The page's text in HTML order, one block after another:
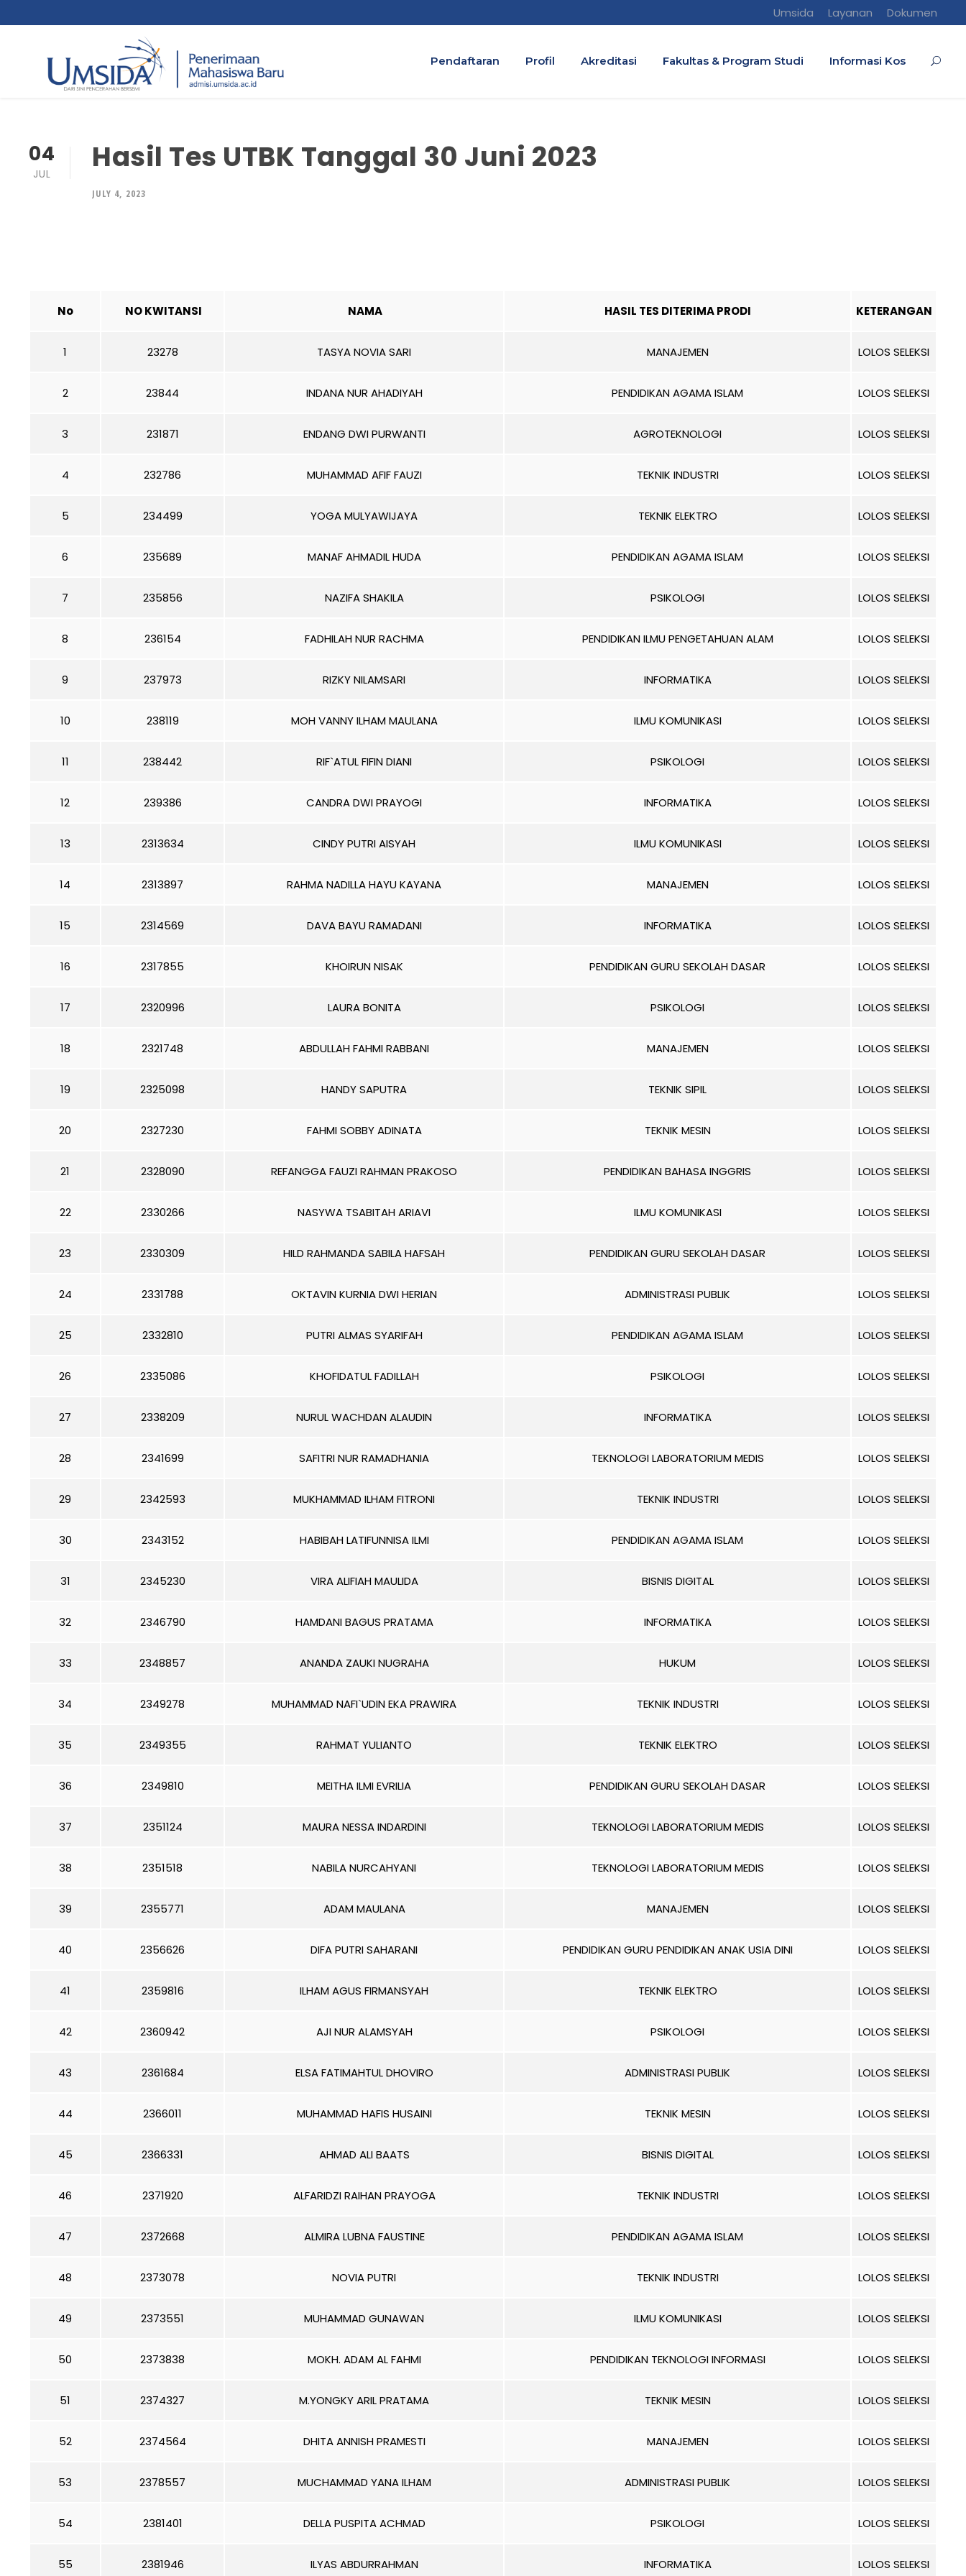
Umsida Layanan Dokumen
Pendaftaran Profil Akreditasi Fakultas & Program Studi Informasi Kos
04
JUL Hasil Tes UTBK Tanggal 30 Juni 2023
JULY 4, 2023
No NO KWITANSI NAMA HASIL TES DITERIMA PRODI KETERANGAN
1 23278 TASYA NOVIA SARI MANAJEMEN LOLOS SELEKSI
2 23844 INDANA NUR AHADIYAH PENDIDIKAN AGAMA ISLAM LOLOS SELEKSI
3 231871 ENDANG DWI PURWANTI AGROTEKNOLOGI LOLOS SELEKSI
4 232786 MUHAMMAD AFIF FAUZI TEKNIK INDUSTRI LOLOS SELEKSI
5 234499 YOGA MULYAWIJAYA TEKNIK ELEKTRO LOLOS SELEKSI
6 235689 MANAF AHMADIL HUDA PENDIDIKAN AGAMA ISLAM LOLOS SELEKSI
7 235856 NAZIFA SHAKILA PSIKOLOGI LOLOS SELEKSI
8 236154 FADHILAH NUR RACHMA PENDIDIKAN ILMU PENGETAHUAN ALAM LOLOS SELEKSI
9 237973 RIZKY NILAMSARI INFORMATIKA LOLOS SELEKSI
10 238119 MOH VANNY ILHAM MAULANA ILMU KOMUNIKASI LOLOS SELEKSI
11 238442 RIF`ATUL FIFIN DIANI PSIKOLOGI LOLOS SELEKSI
12 239386 CANDRA DWI PRAYOGI INFORMATIKA LOLOS SELEKSI
13 2313634 CINDY PUTRI AISYAH ILMU KOMUNIKASI LOLOS SELEKSI
14 2313897 RAHMA NADILLA HAYU KAYANA MANAJEMEN LOLOS SELEKSI
15 2314569 DAVA BAYU RAMADANI INFORMATIKA LOLOS SELEKSI
16 2317855 KHOIRUN NISAK PENDIDIKAN GURU SEKOLAH DASAR LOLOS SELEKSI
17 2320996 LAURA BONITA PSIKOLOGI LOLOS SELEKSI
18 2321748 ABDULLAH FAHMI RABBANI MANAJEMEN LOLOS SELEKSI
19 2325098 HANDY SAPUTRA TEKNIK SIPIL LOLOS SELEKSI
20 2327230 FAHMI SOBBY ADINATA TEKNIK MESIN LOLOS SELEKSI
21 2328090 REFANGGA FAUZI RAHMAN PRAKOSO PENDIDIKAN BAHASA INGGRIS LOLOS SELEKSI
22 2330266 NASYWA TSABITAH ARIAVI ILMU KOMUNIKASI LOLOS SELEKSI
23 2330309 HILD RAHMANDA SABILA HAFSAH PENDIDIKAN GURU SEKOLAH DASAR LOLOS SELEKSI
24 2331788 OKTAVIN KURNIA DWI HERIAN ADMINISTRASI PUBLIK LOLOS SELEKSI
25 2332810 PUTRI ALMAS SYARIFAH PENDIDIKAN AGAMA ISLAM LOLOS SELEKSI
26 2335086 KHOFIDATUL FADILLAH PSIKOLOGI LOLOS SELEKSI
27 2338209 NURUL WACHDAN ALAUDIN INFORMATIKA LOLOS SELEKSI
28 2341699 SAFITRI NUR RAMADHANIA TEKNOLOGI LABORATORIUM MEDIS LOLOS SELEKSI
29 2342593 MUKHAMMAD ILHAM FITRONI TEKNIK INDUSTRI LOLOS SELEKSI
30 2343152 HABIBAH LATIFUNNISA ILMI PENDIDIKAN AGAMA ISLAM LOLOS SELEKSI
31 2345230 VIRA ALIFIAH MAULIDA BISNIS DIGITAL LOLOS SELEKSI
32 2346790 HAMDANI BAGUS PRATAMA INFORMATIKA LOLOS SELEKSI
33 2348857 ANANDA ZAUKI NUGRAHA HUKUM LOLOS SELEKSI
34 2349278 MUHAMMAD NAFI`UDIN EKA PRAWIRA TEKNIK INDUSTRI LOLOS SELEKSI
35 2349355 RAHMAT YULIANTO TEKNIK ELEKTRO LOLOS SELEKSI
36 2349810 MEITHA ILMI EVRILIA PENDIDIKAN GURU SEKOLAH DASAR LOLOS SELEKSI
37 2351124 MAURA NESSA INDARDINI TEKNOLOGI LABORATORIUM MEDIS LOLOS SELEKSI
38 2351518 NABILA NURCAHYANI TEKNOLOGI LABORATORIUM MEDIS LOLOS SELEKSI
39 2355771 ADAM MAULANA MANAJEMEN LOLOS SELEKSI
40 2356626 DIFA PUTRI SAHARANI PENDIDIKAN GURU PENDIDIKAN ANAK USIA DINI LOLOS SELEKSI
41 2359816 ILHAM AGUS FIRMANSYAH TEKNIK ELEKTRO LOLOS SELEKSI
42 2360942 AJI NUR ALAMSYAH PSIKOLOGI LOLOS SELEKSI
43 2361684 ELSA FATIMAHTUL DHOVIRO ADMINISTRASI PUBLIK LOLOS SELEKSI
44 2366011 MUHAMMAD HAFIS HUSAINI TEKNIK MESIN LOLOS SELEKSI
45 2366331 AHMAD ALI BAATS BISNIS DIGITAL LOLOS SELEKSI
46 2371920 ALFARIDZI RAIHAN PRAYOGA TEKNIK INDUSTRI LOLOS SELEKSI
47 2372668 ALMIRA LUBNA FAUSTINE PENDIDIKAN AGAMA ISLAM LOLOS SELEKSI
48 2373078 NOVIA PUTRI TEKNIK INDUSTRI LOLOS SELEKSI
49 2373551 MUHAMMAD GUNAWAN ILMU KOMUNIKASI LOLOS SELEKSI
50 2373838 MOKH. ADAM AL FAHMI PENDIDIKAN TEKNOLOGI INFORMASI LOLOS SELEKSI
51 2374327 M.YONGKY ARIL PRATAMA TEKNIK MESIN LOLOS SELEKSI
52 2374564 DHITA ANNISH PRAMESTI MANAJEMEN LOLOS SELEKSI
53 2378557 MUCHAMMAD YANA ILHAM ADMINISTRASI PUBLIK LOLOS SELEKSI
54 2381401 DELLA PUSPITA ACHMAD PSIKOLOGI LOLOS SELEKSI
55 2381946 ILYAS ABDURRAHMAN INFORMATIKA LOLOS SELEKSI